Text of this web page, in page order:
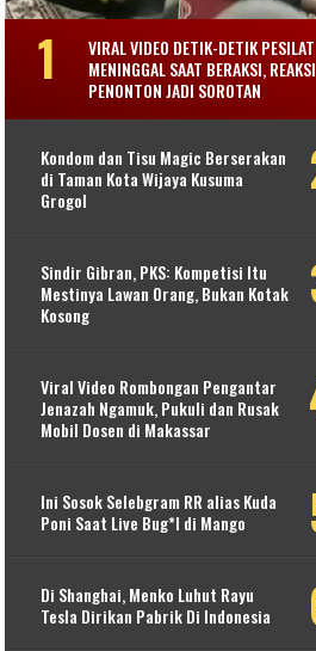
VIRAL VIDEO DETIK-DETIK PESILAT
MENINGGAL SAAT BERAKSI, REAKSI
PENONTON JADI SOROTAN
Kondom dan Tisu Magic Berserakan
di Taman Kota Wijaya Kusuma
Grogol
Sindir Gibran, PKS: Kompetisi Itu
Mestinya Lawan Orang, Bukan Kotak
Kosong
Viral Video Rombongan Pengantar
Jenazah Ngamuk, Pukuli dan Rusak
Mobil Dosen di Makassar
Ini Sosok Selebgram RR alias Kuda
Poni Saat Live Bug*l di Mango
Di Shanghai, Menko Luhut Rayu
Tesla Dirikan Pabrik Di Indonesia